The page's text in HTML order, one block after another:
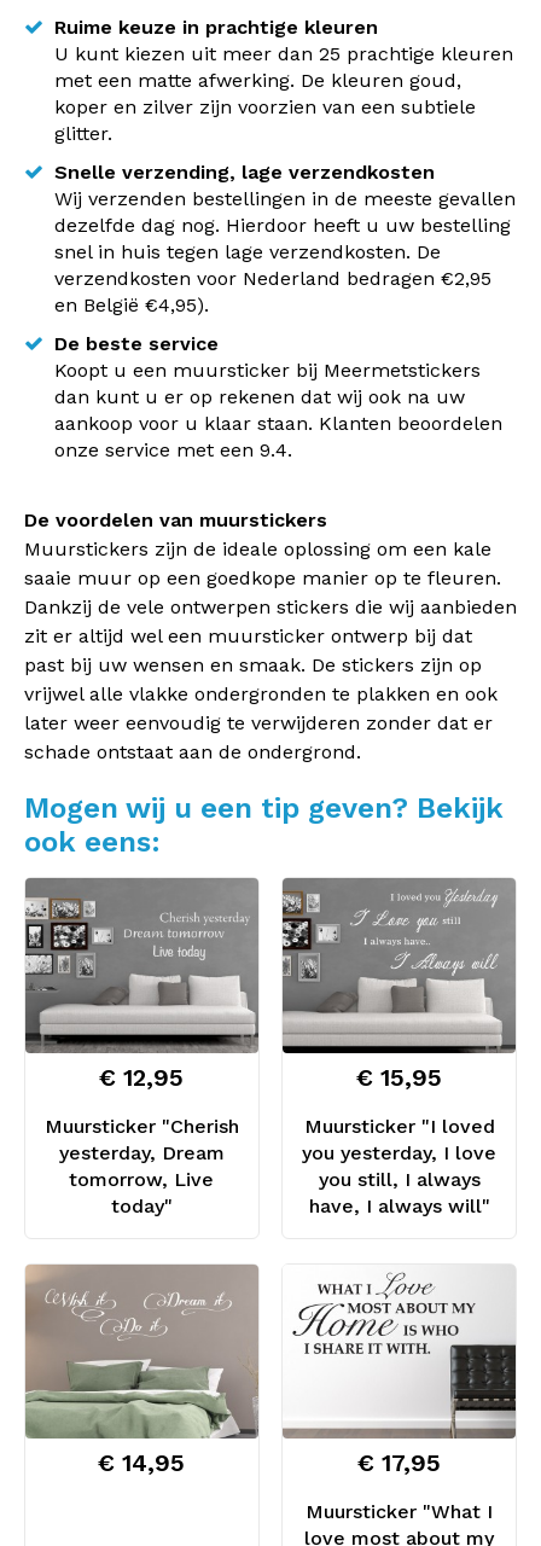
Ruime keuze in prachtige kleuren
U kunt kiezen uit meer dan 25 prachtige kleuren
met een matte afwerking. De kleuren goud,
koper en zilver zijn voorzien van een subtiele
glitter.
Snelle verzending, lage verzendkosten
Wij verzenden bestellingen in de meeste gevallen
dezelfde dag nog. Hierdoor heeft u uw bestelling
snel in huis tegen lage verzendkosten. De
verzendkosten voor Nederland bedragen €2,95
en België €4,95).
De beste service
Koopt u een muursticker bij Meermetstickers
dan kunt u er op rekenen dat wij ook na uw
aankoop voor u klaar staan. Klanten beoordelen
onze service met een 9.4.
De voordelen van muurstickers
Muurstickers zijn de ideale oplossing om een kale
saaie muur op een goedkope manier op te fleuren.
Dankzij de vele ontwerpen stickers die wij aanbieden
zit er altijd wel een muursticker ontwerp bij dat
past bij uw wensen en smaak. De stickers zijn op
vrijwel alle vlakke ondergronden te plakken en ook
later weer eenvoudig te verwijderen zonder dat er
schade ontstaat aan de ondergrond.
Mogen wij u een tip geven? Bekijk
ook eens:
Muursticker "Cherish
yesterday, Dream
tomorrow, Live
today"
€ 12,95
Muursticker "I loved
you yesterday, I love
you still, I always
have, I always will"
€ 15,95
€ 14,95
Muursticker "What I
love most about my
€ 17,95